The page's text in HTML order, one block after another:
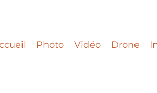
Photo Vidéo Drone